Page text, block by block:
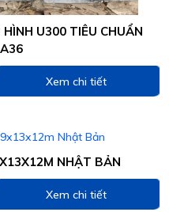
U300 TIÊU CHUẨN
Xem chi tiết
NHẬT BẢN
Xem chi tiết